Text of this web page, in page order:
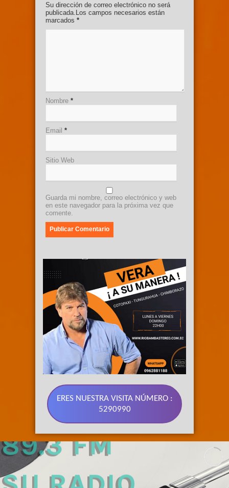
Su dirección de correo electrónico no será
publicada.Los campos necesarios están
marcados *
Nombre *
Email *
Sitio Web
Guarda mi nombre, correo electrónico y web
en este navegador para la próxima vez que
comente.
ERES NUESTRA VISITA NÚMERO :
5290990
89.3 FM